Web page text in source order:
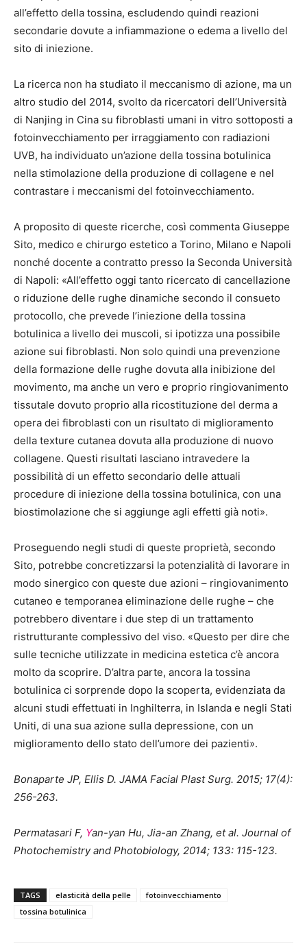
all’effetto della tossina, escludendo quindi reazioni
secondarie dovute a infiammazione o edema a livello del
sito di iniezione.
La ricerca non ha studiato il meccanismo di azione, ma un
altro studio del 2014, svolto da ricercatori dell’Università
di Nanjing in Cina su fibroblasti umani in vitro sottoposti a
fotoinvecchiamento per irraggiamento con radiazioni
UVB, ha individuato un’azione della tossina botulinica
nella stimolazione della produzione di collagene e nel
contrastare i meccanismi del fotoinvecchiamento.
A proposito di queste ricerche, così commenta Giuseppe
Sito, medico e chirurgo estetico a Torino, Milano e Napoli
nonché docente a contratto presso la Seconda Università
di Napoli: «All’effetto oggi tanto ricercato di cancellazione
o riduzione delle rughe dinamiche secondo il consueto
protocollo, che prevede l’iniezione della tossina
botulinica a livello dei muscoli, si ipotizza una possibile
azione sui fibroblasti. Non solo quindi una prevenzione
della formazione delle rughe dovuta alla inibizione del
movimento, ma anche un vero e proprio ringiovanimento
tissutale dovuto proprio alla ricostituzione del derma a
opera dei fibroblasti con un risultato di miglioramento
della texture cutanea dovuta alla produzione di nuovo
collagene. Questi risultati lasciano intravedere la
possibilità di un effetto secondario delle attuali
procedure di iniezione della tossina botulinica, con una
biostimolazione che si aggiunge agli effetti già noti».
Proseguendo negli studi di queste proprietà, secondo
Sito, potrebbe concretizzarsi la potenzialità di lavorare in
modo sinergico con queste due azioni – ringiovanimento
cutaneo e temporanea eliminazione delle rughe – che
potrebbero diventare i due step di un trattamento
ristrutturante complessivo del viso. «Questo per dire che
sulle tecniche utilizzate in medicina estetica c’è ancora
molto da scoprire. D’altra parte, ancora la tossina
botulinica ci sorprende dopo la scoperta, evidenziata da
alcuni studi effettuati in Inghilterra, in Islanda e negli Stati
Uniti, di una sua azione sulla depressione, con un
miglioramento dello stato dell’umore dei pazienti».
Bonaparte JP, Ellis D. JAMA Facial Plast Surg. 2015; 17(4):
256-263.
Permatasari F, Yan-yan Hu, Jia-an Zhang, et al. Journal of
Photochemistry and Photobiology, 2014; 133: 115-123.
TAGS elasticità della pelle
fotoinvecchiamento
tossina botulinica